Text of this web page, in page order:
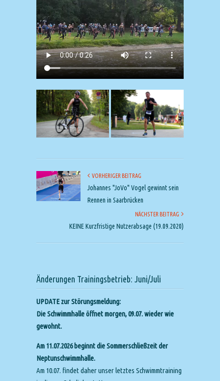
VORHERIGER BEITRAG
Johannes "JoVo" Vogel gewinnt sein
Rennen in Saarbrücken
NÄCHSTER BEITRAG
KEINE Kurzfristige Nutzerabsage (19.09.2020)
Änderungen Trainingsbetrieb: Juni/Juli
UPDATE zur Störungsmeldung:
Die Schwimmhalle öffnet morgen, 09.07. wieder wie
gewohnt.
Am 11.07.2026 beginnt die Sommerschließzeit der
Neptunschwimmhalle.
Am 10.07. findet daher unser letztes Schwimmtraining